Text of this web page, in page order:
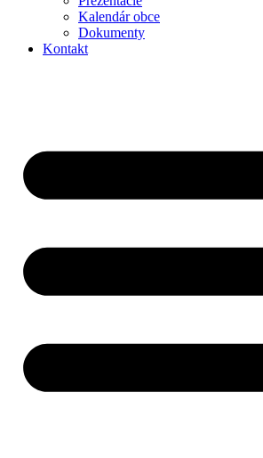
Kalendár obce
Dokumenty
Kontakt